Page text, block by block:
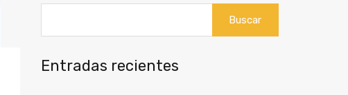
Entradas recientes